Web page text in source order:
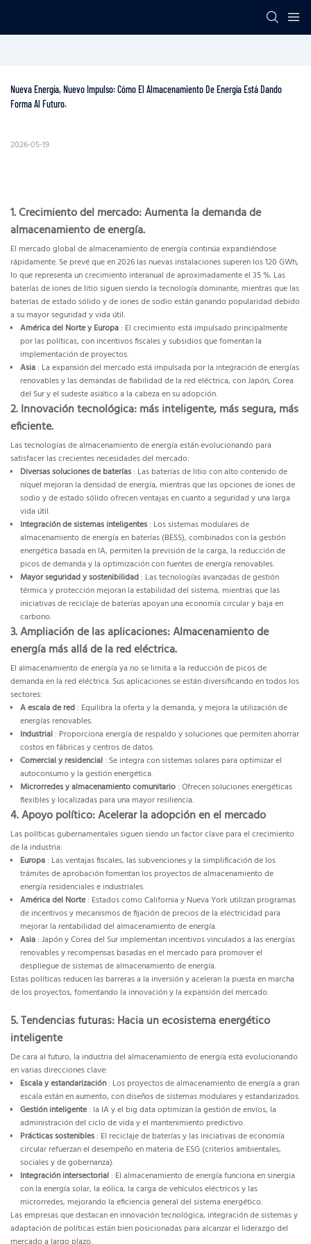
Nueva Energía, Nuevo Impulso: Cómo El Almacenamiento De Energía Está Dando
Forma Al Futuro.
2026-05-19
1. Crecimiento del mercado: Aumenta la demanda de
almacenamiento de energía.
El mercado global de almacenamiento de energía continúa expandiéndose
rápidamente. Se prevé que en 2026 las nuevas instalaciones superen los 120 GWh,
lo que representa un crecimiento interanual de aproximadamente el 35 %. Las
baterías de iones de litio siguen siendo la tecnología dominante, mientras que las
baterías de estado sólido y de iones de sodio están ganando popularidad debido
a su mayor seguridad y vida útil.
América del Norte y Europa : El crecimiento está impulsado principalmente
por las políticas, con incentivos fiscales y subsidios que fomentan la
implementación de proyectos.
Asia : La expansión del mercado está impulsada por la integración de energías
renovables y las demandas de fiabilidad de la red eléctrica, con Japón, Corea
del Sur y el sudeste asiático a la cabeza en su adopción.
2. Innovación tecnológica: más inteligente, más segura, más
eficiente.
Las tecnologías de almacenamiento de energía están evolucionando para
satisfacer las crecientes necesidades del mercado:
Diversas soluciones de baterías : Las baterías de litio con alto contenido de
níquel mejoran la densidad de energía, mientras que las opciones de iones de
sodio y de estado sólido ofrecen ventajas en cuanto a seguridad y una larga
vida útil.
Integración de sistemas inteligentes : Los sistemas modulares de
almacenamiento de energía en baterías (BESS), combinados con la gestión
energética basada en IA, permiten la previsión de la carga, la reducción de
picos de demanda y la optimización con fuentes de energía renovables.
Mayor seguridad y sostenibilidad : Las tecnologías avanzadas de gestión
térmica y protección mejoran la estabilidad del sistema, mientras que las
iniciativas de reciclaje de baterías apoyan una economía circular y baja en
carbono.
3. Ampliación de las aplicaciones: Almacenamiento de
energía más allá de la red eléctrica.
El almacenamiento de energía ya no se limita a la reducción de picos de
demanda en la red eléctrica. Sus aplicaciones se están diversificando en todos los
sectores:
A escala de red : Equilibra la oferta y la demanda, y mejora la utilización de
energías renovables.
Industrial : Proporciona energía de respaldo y soluciones que permiten ahorrar
costos en fábricas y centros de datos.
Comercial y residencial : Se integra con sistemas solares para optimizar el
autoconsumo y la gestión energética.
Microrredes y almacenamiento comunitario : Ofrecen soluciones energéticas
flexibles y localizadas para una mayor resiliencia.
4. Apoyo político: Acelerar la adopción en el mercado
Las políticas gubernamentales siguen siendo un factor clave para el crecimiento
de la industria:
Europa : Las ventajas fiscales, las subvenciones y la simplificación de los
trámites de aprobación fomentan los proyectos de almacenamiento de
energía residenciales e industriales.
América del Norte : Estados como California y Nueva York utilizan programas
de incentivos y mecanismos de fijación de precios de la electricidad para
mejorar la rentabilidad del almacenamiento de energía.
Asia : Japón y Corea del Sur implementan incentivos vinculados a las energías
renovables y recompensas basadas en el mercado para promover el
despliegue de sistemas de almacenamiento de energía.
Estas políticas reducen las barreras a la inversión y aceleran la puesta en marcha
de los proyectos, fomentando la innovación y la expansión del mercado.
5. Tendencias futuras: Hacia un ecosistema energético
inteligente
De cara al futuro, la industria del almacenamiento de energía está evolucionando
en varias direcciones clave:
Escala y estandarización: Los proyectos de almacenamiento de energía a gran
escala están en aumento, con diseños de sistemas modulares y estandarizados.
Gestión inteligente : la IA y el big data optimizan la gestión de envíos, la
administración del ciclo de vida y el mantenimiento predictivo.
Prácticas sostenibles : El reciclaje de baterías y las iniciativas de economía
circular refuerzan el desempeño en materia de ESG (criterios ambientales,
sociales y de gobernanza).
Integración intersectorial : El almacenamiento de energía funciona en sinergia
con la energía solar, la eólica, la carga de vehículos eléctricos y las
microrredes, mejorando la eficiencia general del sistema energético.
Las empresas que destacan en innovación tecnológica, integración de sistemas y
adaptación de políticas están bien posicionadas para alcanzar el liderazgo del